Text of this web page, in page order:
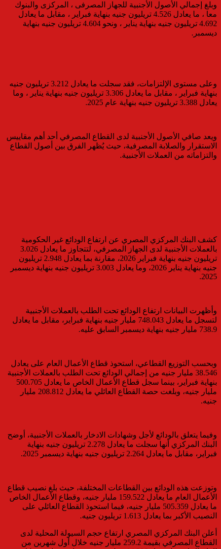
وبلغ إجمالي الأصول الأجنبية للجهاز المصرفى ، المركزى والبنوك
معا ، ما يعادل 4.526 تريليون جنيه بنهاية فبراير ، مقابل ما يعادل
4.692 تريليون جنيه بنهاية يناير ، ونحو 4.604 تريليون جنيه بنهاية
ديسمبر.
وعلى مستوى الإلتزامات، فقد سجلت ما يعادل 3.212 تريليون جنيه
بنهاية فبراير ، مقابل ما يعادل 3.306 تريليون جنيه بنهاية يناير ، وما
يعادل 3.388 تريليون جنيه بنهاية عام 2025.
ويعد صافي الأصول الأجنبية لدى القطاع المصرفي أحد أهم مقاييس
الاستقرار والصلابة المصرفية، حيث يُظهر الفرق بين أصول القطاع
والتزاماته من العملات الأجنبية.
كشف البنك المركزي المصري عن ارتفاع الودائع غير الحكومية
بالعملات الأجنبية لدى الجهاز المصرفي، لتتجاوز ما يعادل 3.026
تريليون جنيه بنهاية فبراير 2026، مقارنة بما يعادل 2.948 تريليون
جنيه بنهاية يناير 2026، وما يعادل 3.003 تريليون جنيه بنهاية ديسمبر
2025.
وأظهرت البيانات ارتفاع الودائع تحت الطلب بالعملات الأجنبية
لتسجل ما يعادل 748.043 مليار جنيه بنهاية فبراير، مقابل ما يعادل
738.9 مليار جنيه بنهاية ديسمبر السابق عليه.
وبحسب التوزيع القطاعي، استحوذ قطاع الأعمال العام على يعادل
38.546 مليار جنيه من إجمالي الودائع تحت الطلب بالعملات الأجنبية
بنهاية فبراير، بينما سجل قطاع الأعمال الخاص ما يعادل 500.705
مليار جنيه، وبلغت حصة القطاع العائلي ما يعادل 208.812 مليار
جنيه.
وفيما يتعلق بالودائع لأجل وشهادات الادخار بالعملات الأجنبية، أوضح
البنك المركزي أنها سجلت ما يعادل 2.278 تريليون جنيه بنهاية
فبراير، مقابل ما يعادل 2.264 تريليون جنيه بنهاية ديسمبر 2025.
وتوزعت هذه الودائع بين القطاعات المختلفة، حيث بلغ نصيب قطاع
الأعمال العام ما يعادل 159.522 مليار جنيه، وقطاع الأعمال الخاص
ما يعادل 505.359 مليار جنيه، فيما استحوذ القطاع العائلي على
النصيب الأكبر بما يعادل 1.613 تريليون جنيه.
أعلن البنك المركزي المصري ارتفاع حجم السيولة المحلية لدى
القطاع المصرفي بقيمة 259.2 مليار جنيه خلال أول شهرين من